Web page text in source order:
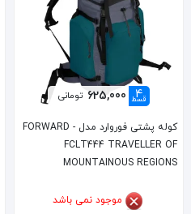
4
قسط 625,000 تومانی
کوله پشتی فوروارد مدل FORWARD -
FCLT444 TRAVELLER OF
MOUNTAINOUS REGIONS
موجود نمی باشد